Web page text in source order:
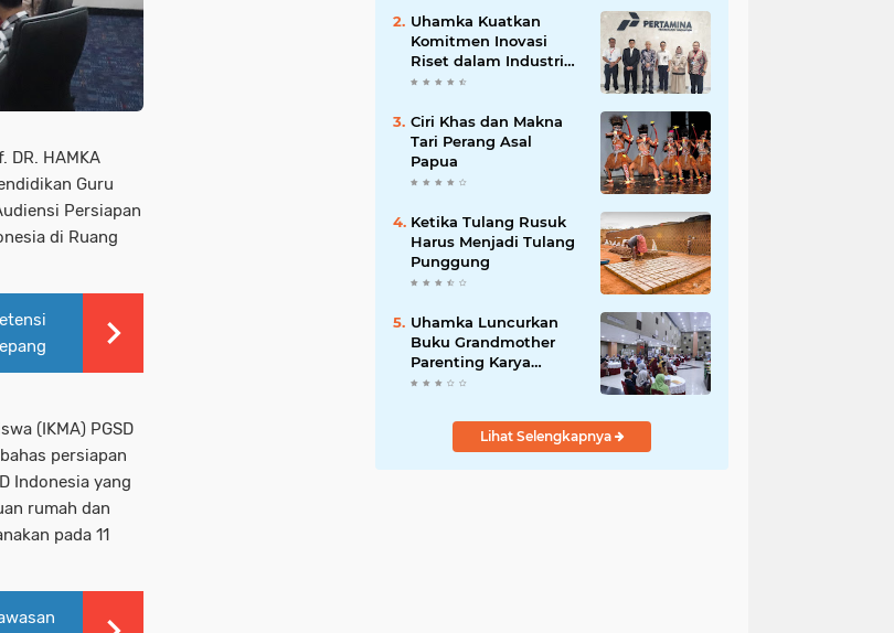
DR. HAMKA
Guru
Persiapan
di Ruang
(IKMA) PGSD
persiapan
Indonesia yang
rumah dan
pada 11
Uhamka Kuatkan
Komitmen Inovasi
Riset dalam Industri
dengan PT. Pertamina
Ciri Khas dan Makna
Tari Perang Asal
Papua
Ketika Tulang Rusuk
Harus Menjadi Tulang
Punggung
Uhamka Luncurkan
Buku Grandmother
Parenting Karya
Chandrawaty
Lihat Selengkapnya